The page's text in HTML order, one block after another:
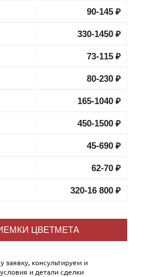
90-145 ₽
330-1450 ₽
73-115 ₽
80-230 ₽
165-1040 ₽
450-1500 ₽
45-690 ₽
62-70 ₽
320-16 800 ₽
ЦВЕТМЕТА
консультируем и
и детали сделки